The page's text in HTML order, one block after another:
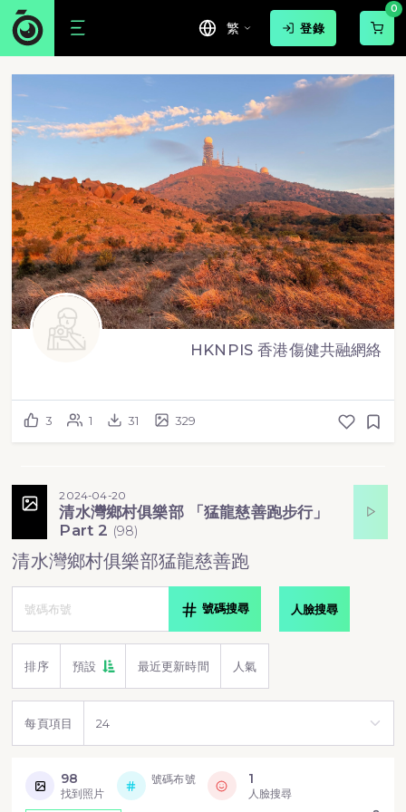
繁 登錄
0
HKNPIS 香港傷健共融網絡
3 1 31 329
2024-04-20
清水灣鄉村俱樂部 「猛龍慈善跑步行」
Part 2 (98)
清水灣鄉村俱樂部猛龍慈善跑
號碼搜尋 人臉搜尋
排序 預設 最近更新時間 人氣
每頁項目
98
找到照片
號碼布號 1
人臉搜尋